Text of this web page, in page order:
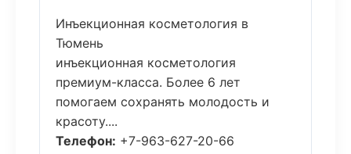
Инъекционная косметология в
Тюмень
инъекционная косметология
премиум-класса. Более 6 лет
помогаем сохранять молодость и
красоту....
Телефон: +7-963-627-20-66